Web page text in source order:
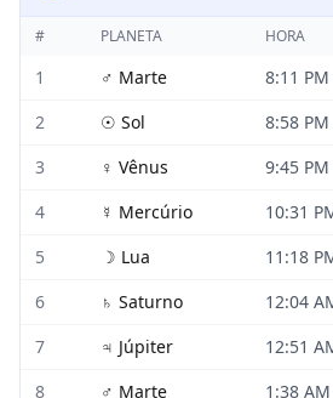
# PLANETA HORA
1 ♂ Marte 8:11 PM
2
☉ Sol 8:58 PM
3
♀ Vênus 9:45 PM
4
☿ Mercúrio 10:31
5
☽ Lua 11:18
6
♄ Saturno 12:04
7
♃ Júpiter 12:51
8
♂ Marte 1:38 AM